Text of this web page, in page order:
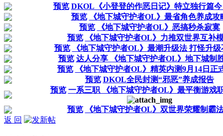
预览 DKOL《小登登的作恶日记》特立独行篇
预览
《地下城守护者OL》最省角色养成攻
预览
《地下城守护者OL》恶搞秒杀寂寞
预览
《地下城守护者OL》力推双世界互补
预览
《地下城守护者OL》最潮升级法 打怪升
预览 达人分享 《地下城守护者OL》地下城制
预览
《地下城守护者OL》精英内测9月14日正
预览 DKOL全民封测“邪恶”养成报告
预览 一系三职 《地下城守护者OL》最平衡游戏
预览
《地下城守护者OL》双世界荣耀制霸
返 回